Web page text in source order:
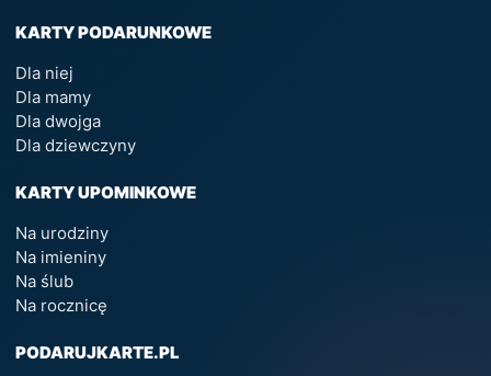
KARTY PODARUNKOWE
Dla niej
Dla mamy
Dla dwojga
Dla dziewczyny
KARTY UPOMINKOWE
Na urodziny
Na imieniny
Na ślub
Na rocznicę
PODARUJKARTE.PL